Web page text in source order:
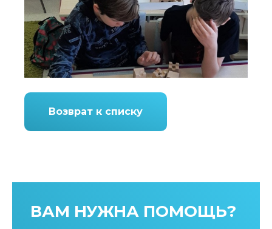
Возврат к списку
ВАМ НУЖНА ПОМОЩЬ?